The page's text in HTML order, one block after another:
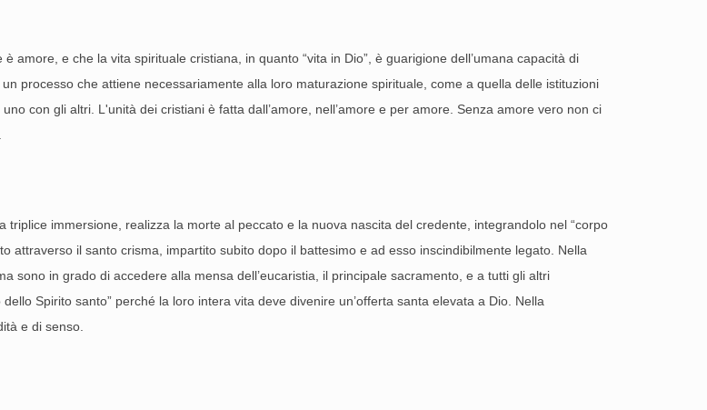
amore, e che la vita spirituale cristiana, in quanto “vita in Dio”, è guarigione dell’umana capacità di
processo che attiene necessariamente alla loro maturazione spirituale, come a quella delle istituzioni
con gli altri. L'unità dei cristiani è fatta dall’amore, nell’amore e per amore. Senza amore vero non ci
immersione, realizza la morte al peccato e la nuova nascita del credente, integrandolo nel “corpo
attraverso il santo crisma, impartito subito dopo il battesimo e ad esso inscindibilmente legato. Nella
sono in grado di accedere alla mensa dell’eucaristia, il principale sacramento, e a tutti gli altri
Spirito santo” perché la loro intera vita deve divenire un’offerta santa elevata a Dio. Nella
e di senso.